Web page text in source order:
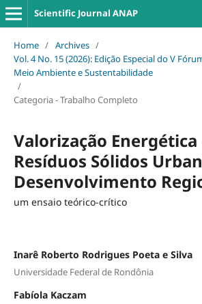
Scientific Journal ANAP
Home / Archives /
Vol. 4 No. 15 (2026): Edição Especial do V
Meio Ambiente e Sustentabilidade
/
Categoria - Trabalho Completo
Valorização Energética
Resíduos Sólidos
Desenvolvimento
um ensaio teórico-crítico
Inarê Roberto Rodrigues Poeta e Silva
Universidade Federal de Rondônia
Fabíola Kaczam